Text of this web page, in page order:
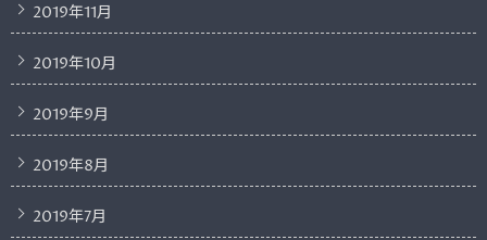
2019年11月
2019年10月
2019年9月
2019年8月
2019年7月